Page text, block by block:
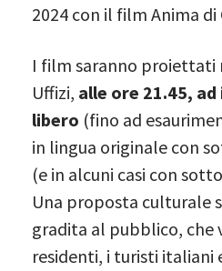
2024 con il film Anima di
I film saranno proiettati
Uffizi, alle ore 21.45,
libero (fino ad
in lingua originale con
(e in alcuni casi con
Una proposta culturale
gradita al pubblico, che
residenti, i turisti italiani